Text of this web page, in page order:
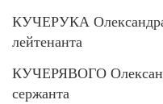
КУЧЕРУКА
лейтенанта
КУЧЕРЯВОГО
сержанта